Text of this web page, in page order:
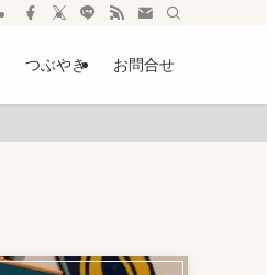
つぶやき お問合せ